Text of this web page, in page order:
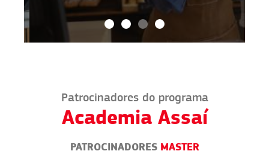
Patrocinadores do programa
Academia Assaí
PATROCINADORES MASTER